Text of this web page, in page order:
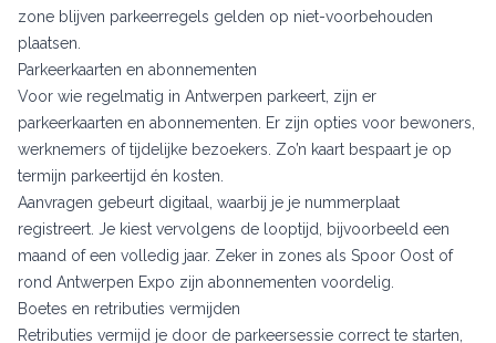
zone blijven parkeerregels gelden op niet-voorbehouden
plaatsen.
Parkeerkaarten en abonnementen
Voor wie regelmatig in Antwerpen parkeert, zijn er
parkeerkaarten en abonnementen. Er zijn opties voor bewoners,
werknemers of tijdelijke bezoekers. Zo’n kaart bespaart je op
termijn parkeertijd én kosten.
Aanvragen gebeurt digitaal, waarbij je je nummerplaat
registreert. Je kiest vervolgens de looptijd, bijvoorbeeld een
maand of een volledig jaar. Zeker in zones als Spoor Oost of
rond Antwerpen Expo zijn abonnementen voordelig.
Boetes en retributies vermijden
Retributies vermijd je door de parkeersessie correct te starten,